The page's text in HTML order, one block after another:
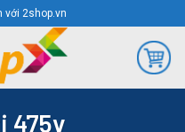
với 2shop.vn
475v